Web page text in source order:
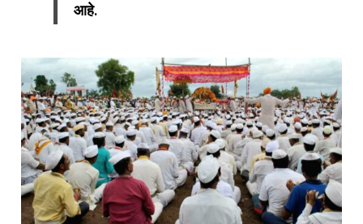
आहे.